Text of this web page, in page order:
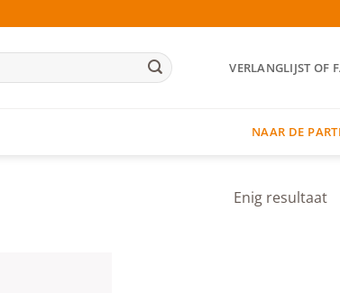
VERLANGLIJST OF
NAAR DE
Enig resultaat